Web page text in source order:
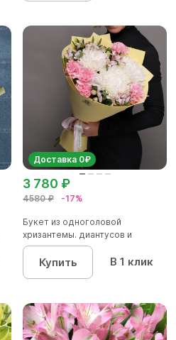
Доставка 0₽
4580 ₽ -17%
3 780 ₽
Букет из одноголовой
хризантемы. диантусов и
альстромер...
Купить В 1 клик